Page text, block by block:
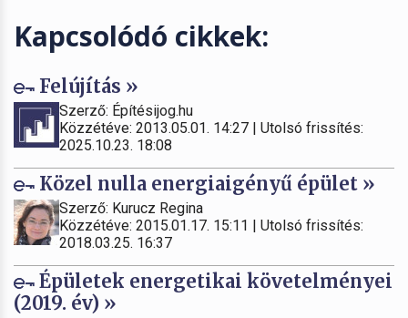
Kapcsolódó cikkek:
Felújítás »
Szerző: Építésijog.hu
Közzétéve: 2013.05.01. 14:27 | Utolsó frissítés:
2025.10.23. 18:08
Közel nulla energiaigényű épület »
Szerző: Kurucz Regina
Közzétéve: 2015.01.17. 15:11 | Utolsó frissítés:
2018.03.25. 16:37
Épületek energetikai követelményei
(2019. év) »